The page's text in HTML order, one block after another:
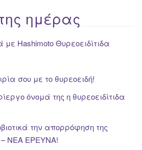
ημέρας
Hashimoto Θυρεοειδίτιδα
σου με το θυρεοειδή!
όνομά της η θυρεοειδίτιδα
την απορρόφηση της
– ΝΕΑ ΕΡΕΥΝΑ!